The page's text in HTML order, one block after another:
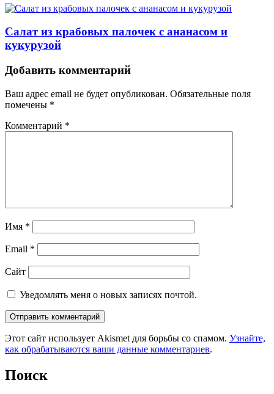
Салат из крабовых палочек с ананасом и
кукурузой
Навигация
Добавить комментарий
Ваш адрес email не будет опубликован. Обязательные поля
помечены *
Комментарий *
Имя *
Email *
Сайт
Уведомлять меня о новых записях почтой.
Этот сайт использует Akismet для борьбы со спамом. Узнайте,
как обрабатываются ваши данные комментариев.
Поиск